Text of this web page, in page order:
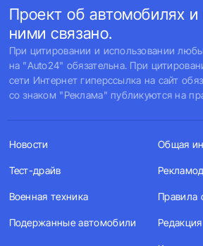
Проект об автомобилях и
ними связано.
При цитировании и использовании
на "Auto24" обязательна. При
сети Интернет гиперссылка на сайт
со знаком "Реклама" публикуются на
Новости
Тест-драйв
Военная техника
Подержанные автомобили
Общая
Правила
Редакция